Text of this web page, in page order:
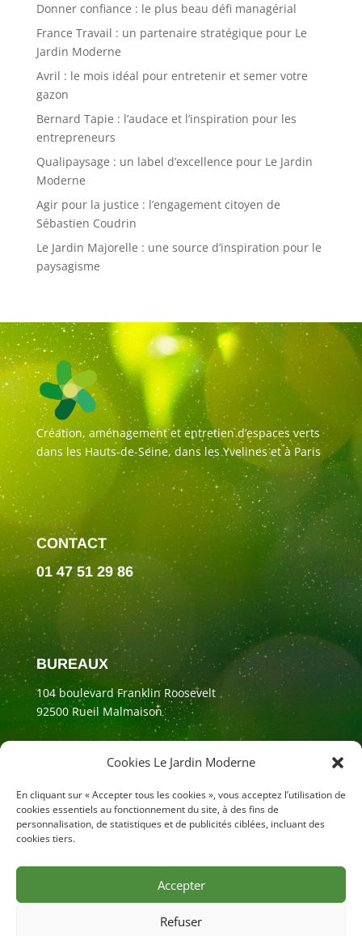
Cookies Le Jardin Moderne
En cliquant sur « Accepter tous les cookies », vous acceptez l’utilisation de
cookies essentiels au fonctionnement du site, à des fins de
personnalisation, de statistiques et de publicités ciblées, incluant des
cookies tiers.
Accepter
Refuser
Donner confiance : le plus beau défi managérial
France Travail : un partenaire stratégique pour Le
Jardin Moderne
Avril : le mois idéal pour entretenir et semer votre
gazon
Bernard Tapie : l’audace et l’inspiration pour les
entrepreneurs
Qualipaysage : un label d’excellence pour Le Jardin
Moderne
Agir pour la justice : l’engagement citoyen de
Sébastien Coudrin
Le Jardin Majorelle : une source d’inspiration pour le
paysagisme
Création, aménagement et entretien d’espaces verts
dans les Hauts-de-Seine, dans les Yvelines et à Paris
CONTACT
01 47 51 29 86
BUREAUX
104 boulevard Franklin Roosevelt
92500 Rueil Malmaison